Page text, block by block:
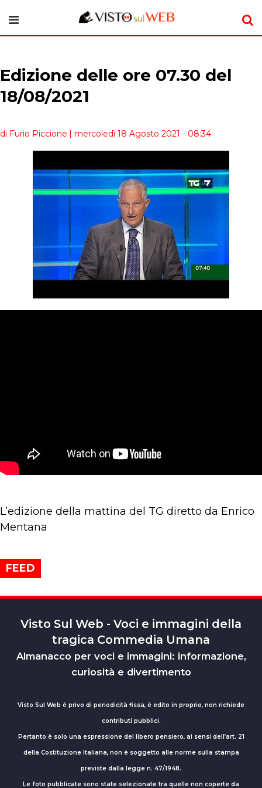
Edizione delle ore 07.30 del
18/08/2021
di Furio Piccione | mercoledì 18 Agosto 2021 - 08:34
L’edizione della mattina del TG diretto da Enrico
Mentana
FEED
Visto Sul Web - Voci e immagini della
tragica Commedia Umana
Almanacco per voci e immagini: informazione,
curiosità e divertimento
Visto Sul Web è privo di periodicità fissa, è edito in proprio, non richiede
contributi pubblici.
Pertanto è solo una espressione del libero pensiero, ai sensi dell’art. 21
della Costituzione Italiana, non è soggetto alle norme sulla stampa
previste dalla legge n. 47/1948.
Le foto pubblicate sono state selezionate tra quelle non coperte da